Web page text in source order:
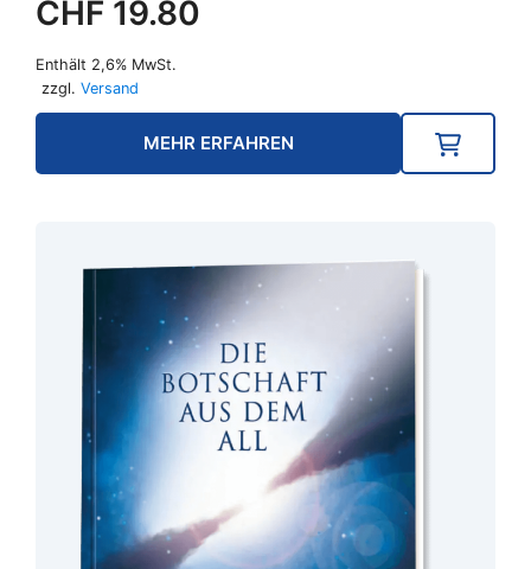
CHF 19.80
Enthält 2,6% MwSt.
zzgl. Versand
MEHR ERFAHREN